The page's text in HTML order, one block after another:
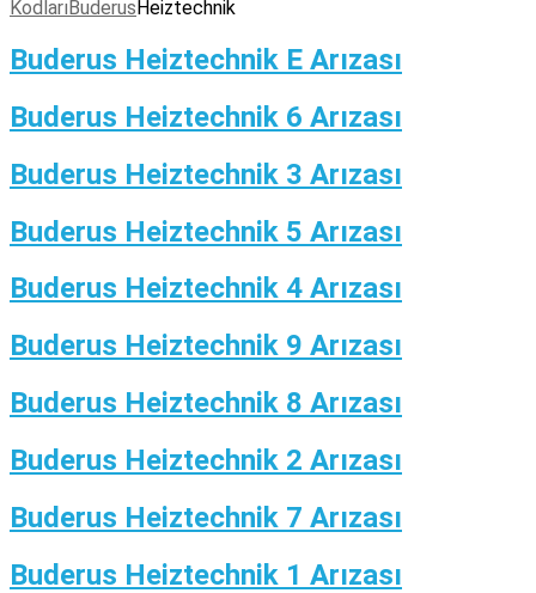
KodlarıBuderusHeiztechnik
Buderus Heiztechnik E Arızası
Buderus Heiztechnik 6 Arızası
Buderus Heiztechnik 3 Arızası
Buderus Heiztechnik 5 Arızası
Buderus Heiztechnik 4 Arızası
Buderus Heiztechnik 9 Arızası
Buderus Heiztechnik 8 Arızası
Buderus Heiztechnik 2 Arızası
Buderus Heiztechnik 7 Arızası
Buderus Heiztechnik 1 Arızası